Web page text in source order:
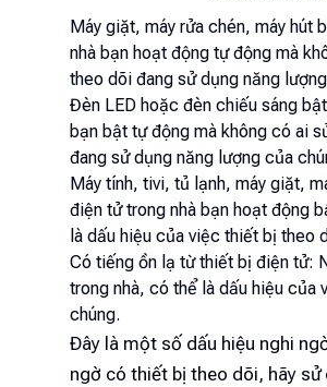
Máy giặt, máy rửa chén, máy hút
nhà bạn hoạt động tự động mà
theo dõi đang sử dụng năng
Đèn LED hoặc đèn chiếu sáng
bạn bật tự động mà không có ai
đang sử dụng năng lượng của
Máy tính, tivi, tủ lạnh, máy giặt,
điện tử trong nhà bạn hoạt động
là dấu hiệu của việc thiết bị theo
Có tiếng ồn lạ từ thiết bị điện tử:
trong nhà, có thể là dấu hiệu
chúng.
Đây là một số dấu hiệu nghi
ngờ có thiết bị theo dõi, hãy